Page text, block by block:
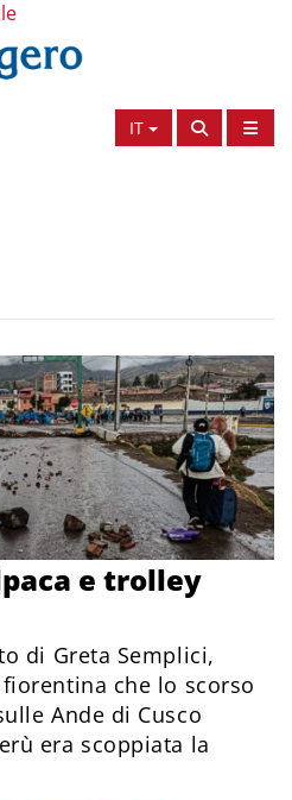
IT
e trolley
di Greta Semplici,
che lo scorso
Ande di Cusco
era scoppiata la